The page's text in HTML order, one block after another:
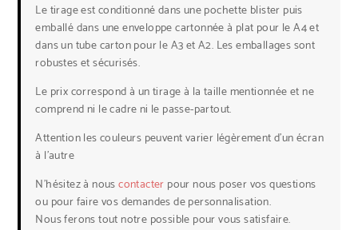
Le tirage est conditionné dans une pochette blister puis
emballé dans une enveloppe cartonnée à plat pour le A4 et
dans un tube carton pour le A3 et A2. Les emballages sont
robustes et sécurisés.
Le prix correspond à un tirage à la taille mentionnée et ne
comprend ni le cadre ni le passe-partout.
Attention les couleurs peuvent varier légèrement d’un écran
à l’autre
N’hésitez à nouscontacter pour nous poser vos questions
ou pour faire vos demandes de personnalisation.
Nous ferons tout notre possible pour vous satisfaire.